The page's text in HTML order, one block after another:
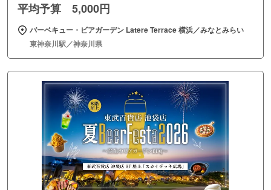
平均予算 5,000円
バーベキュー・ビアガーデン Latere Terrace 横浜／みなとみらい
東神奈川駅／神奈川県